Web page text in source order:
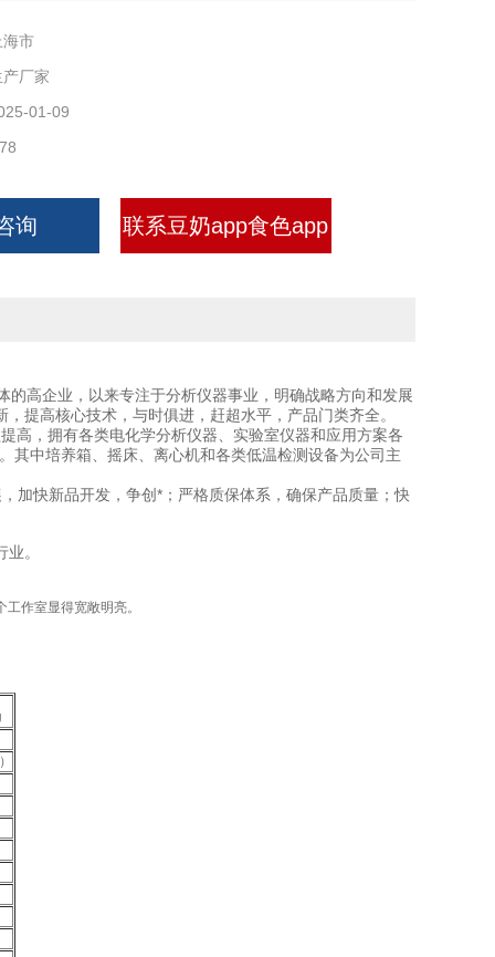
海市
产厂家
01-09
询 联系豆奶app食色app
企业，以来专注于分析仪器事业，明确战略方向和发展
提高核心技术，与时俱进，赶超水平，产品门类齐全。
高，拥有各类电化学分析仪器、实验室仪器和应用方案各
中培养箱、摇床、离心机和各类低温检测设备为公司主
快新品开发，争创*；严格质保体系，确保产品质量；快
。
室显得宽敞明亮。